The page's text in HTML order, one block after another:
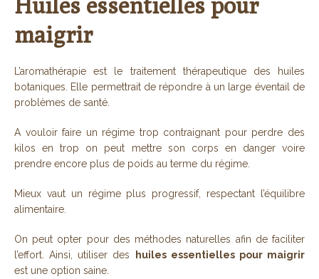
maigrir
L’aromathérapie est le traitement thérapeutique des huiles
botaniques. Elle permettrait de répondre à un large éventail de
problèmes de santé.
A vouloir faire un régime trop contraignant pour perdre des
kilos en trop on peut mettre son corps en danger voire
prendre encore plus de poids au terme du régime.
Mieux vaut un régime plus progressif, respectant l’équilibre
alimentaire.
On peut opter pour des méthodes naturelles afin de faciliter
l’effort. Ainsi, utiliser des
huiles essentielles pour maigrir
est une option saine.